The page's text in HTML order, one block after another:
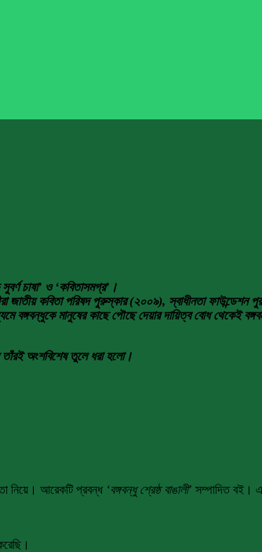
চাষা’ ও ‘কবিতাসমগ্র’।
জাতীয় কবিতা পরিষদ পুরুস্কার (২০০৯), স্বাধীনতা ফাউন্ডেশন
বঙ্গবন্ধুকে মানুষের কাছে পৌছে দেয়ার দায়িত্ব বোধ থেকেই
অংশবিশেষ তুলে ধরা হলো।
নিয়ে। আরেকটি প্রবন্ধ‘বঙ্গবন্ধু শ্রেষ্ঠ বাঙালী’ সম্পাদিত বই।